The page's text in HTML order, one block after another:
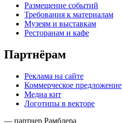
Размещение событий
Требования к материалам
Музеям и выставкам
Ресторанам и кафе
Партнёрам
Реклама на сайте
Коммерческое предложение
Медиа кит
Логотипы в векторе
— партнер Рамблера